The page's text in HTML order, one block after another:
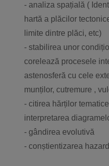
- analiza spațială (
hartă a plăcilor
limite dintre plăci, etc)
- stabilirea unor
corelează procesele
astenosferă cu cele
munților, cutremure ,
- citirea hărților tematice
interpretarea
- gândirea evolutivă
- conștientizarea